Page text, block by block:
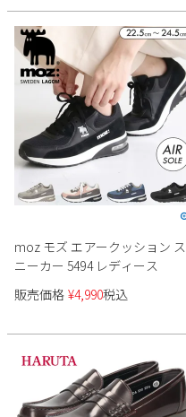
moz モズ エアークッション ス
ニーカー 5494 レディース
販売価格 ¥4,990税込